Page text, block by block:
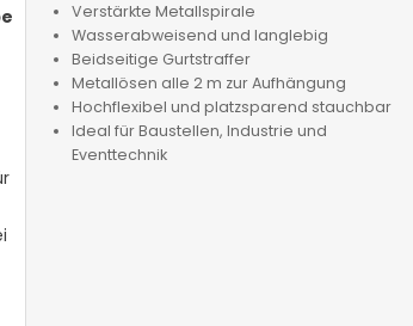
Verstärkte Metallspirale
Wasserabweisend und langlebig
Beidseitige Gurtstraffer
Metallösen alle 2 m zur Aufhängung
Hochflexibel und platzsparend stauchbar
Ideal für Baustellen, Industrie und
Eventtechnik